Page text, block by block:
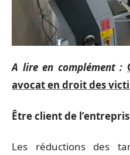
A lire en complément :
avocat en droit des
Être client de
Les réductions des